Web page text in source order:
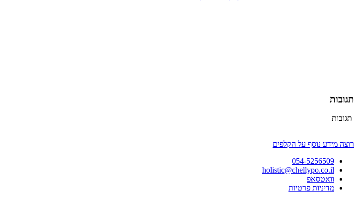
תגובות
תגובות
רוצה מידע נוסף על הקלפים
054-5256509
holistic@chellypo.co.il
וואטסאפ
מדיניות פרטיות